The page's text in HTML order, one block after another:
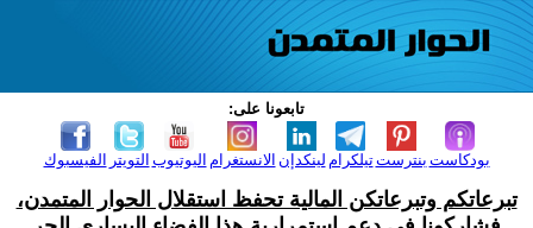
تابعونا على:
الفيسبوك التويتر اليوتيوب الانستغرام لينكدإن تيلكرامبنترست بودكاست
تبرعاتكم وتبرعاتكن المالية تحفظ استقلال الحوار المتمدن،